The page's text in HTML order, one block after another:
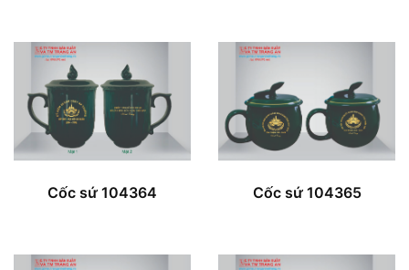
Cốc sứ 104364 Cốc sứ 104365